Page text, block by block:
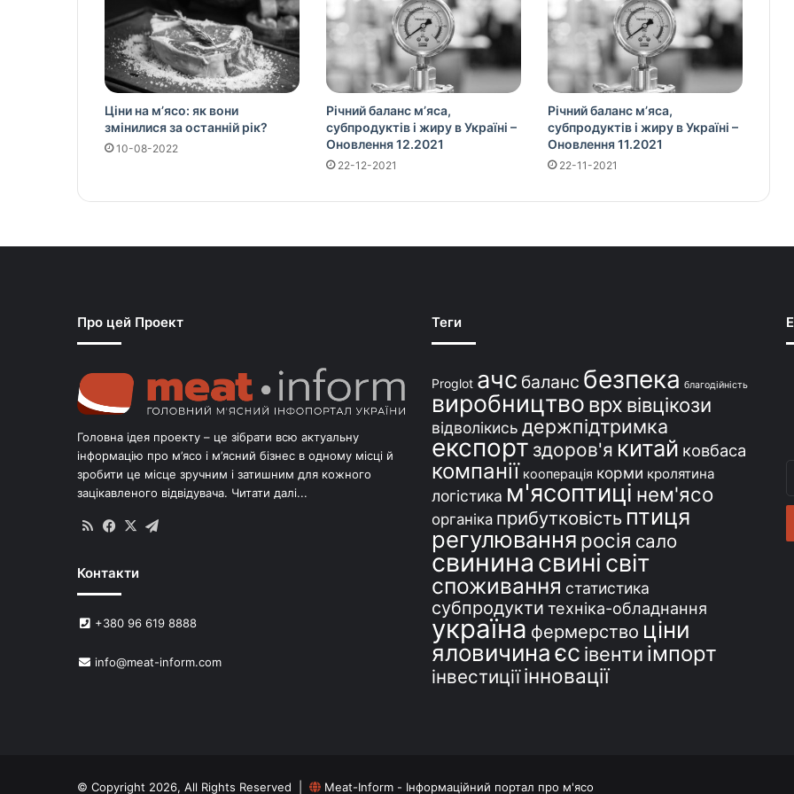
Ціни на м’ясо: як вони
змінилися за останній рік?
10-08-2022
Річний баланс м’яса,
субпродуктів і жиру в Україні –
Оновлення 12.2021
22-12-2021
Річний баланс м’яса,
субпродуктів і жиру в Україні –
Оновлення 11.2021
22-11-2021
Про цей Проект
Головна ідея проекту – це зібрати всю актуальну
інформацію про м’ясо і м’ясний бізнес в одному місці й
зробити це місце зручним і затишним для кожного
зацікавленого відвідувача. Читати далі...
RSS Facebook
X
Контакти
+380 96 619 8888
info@meat-inform.com
Теги
Proglot ачс баланс безпека благодійність
виробництво врх вівцікози
відволікись держпідтримка
експорт здоров'я китай ковбаса
компанії кооперація корми кролятина
логістика м'ясоптиці нем'ясо
органіка прибутковість птиця
регулювання росія сало
свинина свині світ
споживання статистика
субпродукти техніка-обладнання
україна фермерство ціни
яловичинаєс івенти імпорт
інвестиції інновації
© Copyright 2026, All Rights Reserved | Meat-Inform - Інформаційний портал про м'ясо